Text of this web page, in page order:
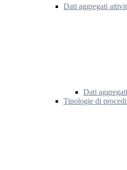
Dati aggregati
Dati
Tipologie di